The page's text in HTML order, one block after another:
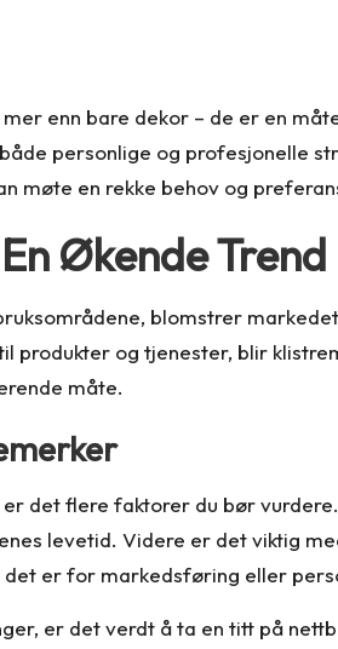
enn bare dekor – de er en
personlige og profesjonelle
møte en rekke behov og
Økende Trend
blomstrer
produkter og tjenester, blir
måte.
det flere faktorer du bør
levetid. Videre er det viktig
er for markedsføring eller
er det verdt å ta en titt på